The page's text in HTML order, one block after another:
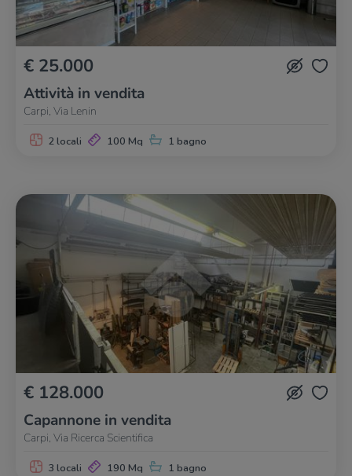
€ 25.000
Attività in vendita
Carpi, Via Lenin
2 locali 100 Mq 1 bagno
€ 128.000
Capannone in vendita
Carpi, Via Ricerca Scientifica
3 locali 190 Mq 1 bagno